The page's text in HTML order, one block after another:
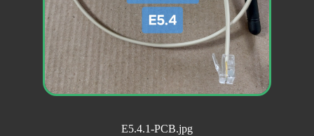
E5.4.1-PCB.jpg